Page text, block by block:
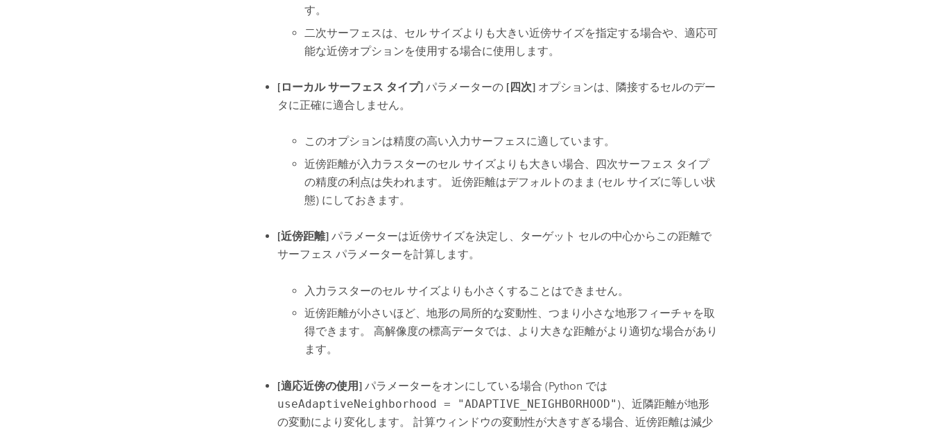
す。
二次サーフェスは、セル サイズよりも大きい近傍サイズを指定する場合や、適応可
能な近傍オプションを使用する場合に使用します。
[ローカル サーフェス タイプ]パラメーターの [四次]オプションは、隣接するセルのデー
タに正確に適合しません。
このオプションは精度の高い入力サーフェスに適しています。
近傍距離が入力ラスターのセル サイズよりも大きい場合、四次サーフェス タイプ
の精度の利点は失われます。 近傍距離はデフォルトのまま (セル サイズに等しい状
態) にしておきます。
[近傍距離]パラメーターは近傍サイズを決定し、ターゲット セルの中心からこの距離で
サーフェス パラメーターを計算します。
入力ラスターのセル サイズよりも小さくすることはできません。
近傍距離が小さいほど、地形の局所的な変動性、つまり小さな地形フィーチャを取
得できます。 高解像度の標高データでは、より大きな距離がより適切な場合があり
ます。
[適応近傍の使用]パラメーターをオンにしている場合 (Python では
useAdaptiveNeighborhood = "ADAPTIVE_NEIGHBORHOOD" )、近隣距離が地形
の変動により変化します。 計算ウィンドウの変動性が大きすぎる場合、近傍距離は減少